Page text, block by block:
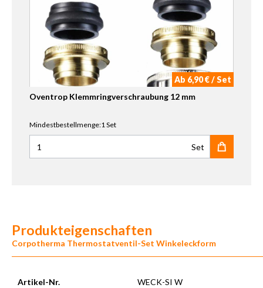
Ab 6,90 € / Set
Oventrop Klemmringverschraubung 12 mm
Mindestbestellmenge:1 Set
Anzahl für Oventrop Klemmringverschraubung 12 mm
Set
Produkteigenschaften
Corpotherma Thermostatventil-Set Winkeleckform
Artikel-Nr. WECK-SI W